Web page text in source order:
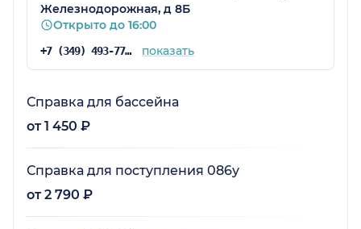
Железнодорожная, д 8Б
Открыто до 16:00
+7 (349) 493-77-18 показать
Справка для бассейна
от 1 450 ₽
Справка для поступления 086у
от 2 790 ₽